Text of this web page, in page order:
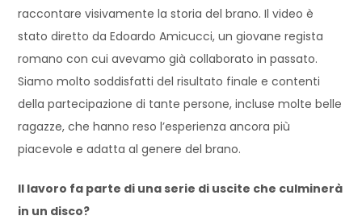
raccontare visivamente la storia del brano. Il video è
stato diretto da Edoardo Amicucci, un giovane regista
romano con cui avevamo già collaborato in passato.
Siamo molto soddisfatti del risultato finale e contenti
della partecipazione di tante persone, incluse molte belle
ragazze, che hanno reso l’esperienza ancora più
piacevole e adatta al genere del brano.
Il lavoro fa parte di una serie di uscite che culminerà
in un disco?